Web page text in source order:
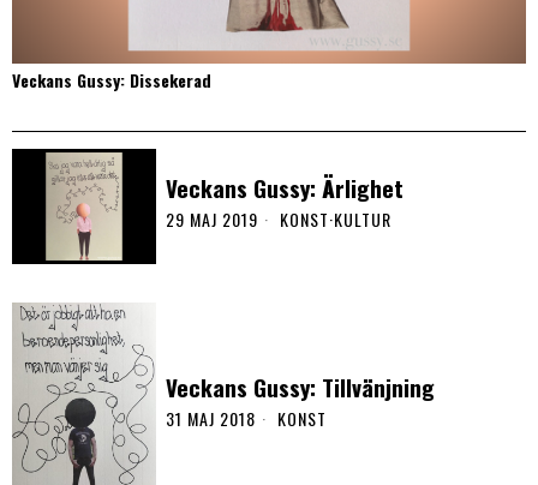
Veckans Gussy: Dissekerad
Veckans Gussy: Ärlighet
29 MAJ 2019 KONST·KULTUR
Veckans Gussy: Tillvänjning
31 MAJ 2018 KONST